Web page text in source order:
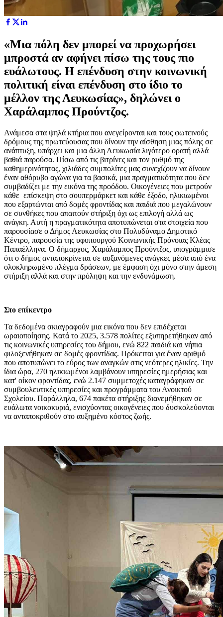
«Μια πόλη δεν μπορεί να προχωρήσει
μπροστά αν αφήνει πίσω της τους πιο
ευάλωτους. Η επένδυση στην κοινωνική
πολιτική είναι επένδυση στο ίδιο το
μέλλον της Λευκωσίας», δηλώνει ο
Χαράλαμπος Προύντζος.
Ανάμεσα στα ψηλά κτήρια που ανεγείρονται και τους φωτεινούς
δρόμους της πρωτεύουσας που δίνουν την αίσθηση μιας πόλης σε
ανάπτυξη, υπάρχει και μια άλλη Λευκωσία λιγότερο ορατή αλλά
βαθιά παρούσα. Πίσω από τις βιτρίνες και τον ρυθμό της
καθημερινότητας, χιλιάδες συμπολίτες μας συνεχίζουν να δίνουν
έναν αθόρυβο αγώνα για τα βασικά, μια πραγματικότητα που δεν
συμβαδίζει με την εικόνα της προόδου. Οικογένειες που μετρούν
κάθε επίσκεψη στο σουπερμάρκετ και κάθε έξοδο, ηλικιωμένοι
που εξαρτώνται από δομές φροντίδας και παιδιά που μεγαλώνουν
σε συνθήκες που απαιτούν στήριξη όχι ως επιλογή αλλά ως
ανάγκη. Αυτή η πραγματικότητα αποτυπώνεται στα στοιχεία που
παρουσίασε ο Δήμος Λευκωσίας στο Πολυδύναμο Δημοτικό
Κέντρο, παρουσία της υφυπουργού Κοινωνικής Πρόνοιας Κλέας
Παπαέλληνα. Ο δήμαρχος, Χαράλαμπος Προύντζος, υπογράμμισε
ότι ο δήμος ανταποκρίνεται σε αυξανόμενες ανάγκες μέσα από ένα
ολοκληρωμένο πλέγμα δράσεων, με έμφαση όχι μόνο στην άμεση
στήριξη αλλά και στην πρόληψη και την ενδυνάμωση.
Στο επίκεντρο
Τα δεδομένα σκιαγραφούν μια εικόνα που δεν επιδέχεται
ωραιοποίησης. Κατά το 2025, 3.578 πολίτες εξυπηρετήθηκαν από
τις κοινωνικές υπηρεσίες του δήμου, ενώ 822 παιδιά και νήπια
φιλοξενήθηκαν σε δομές φροντίδας. Πρόκειται για έναν αριθμό
που αποτυπώνει το εύρος των αναγκών στις νεότερες ηλικίες. Την
ίδια ώρα, 270 ηλικιωμένοι λαμβάνουν υπηρεσίες ημερήσιας και
κατ' οίκον φροντίδας, ενώ 2.147 συμμετοχές καταγράφηκαν σε
συμβουλευτικές υπηρεσίες και προγράμματα του Ανοικτού
Σχολείου. Παράλληλα, 674 πακέτα στήριξης διανεμήθηκαν σε
ευάλωτα νοικοκυριά, ενισχύοντας οικογένειες που δυσκολεύονται
να ανταποκριθούν στο αυξημένο κόστος ζωής.